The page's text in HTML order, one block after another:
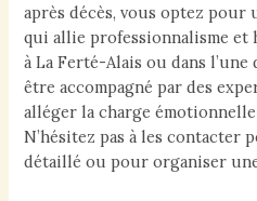
après décès, vous optez
qui allie professionnalisme et
à La Ferté-Alais ou dans
être accompagné par des
alléger la charge
N’hésitez pas à les contacter
détaillé ou pour organiser